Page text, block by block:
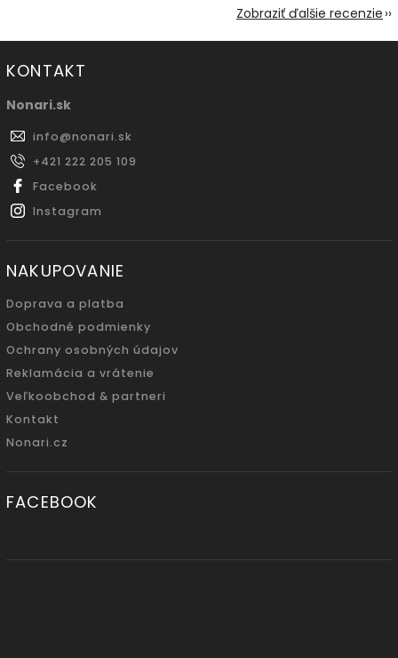
Zobraziť ďalšie recenzie
KONTAKT
Nonari.sk
info@nonari.sk
+421 222 205 109
Facebook
Instagram
NAKUPOVANIE
Doprava a platba
Obchodné podmienky
Ochrany osobných údajov
Reklamácia a vrátenie
Veľkoobchod & partneri
Kontakt
Nonari.cz
FACEBOOK